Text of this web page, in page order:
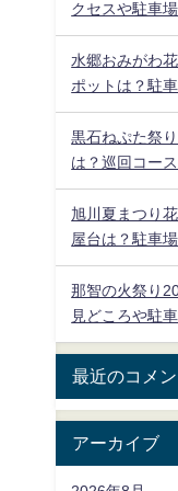
クセスや駐車
水郷おみがわ
ポットは？駐
黒石ねぷた祭
は？巡回コー
旭川夏まつり
屋台は？駐車
那智の火祭り
見どころや駐
最近のコメン
アーカイブ